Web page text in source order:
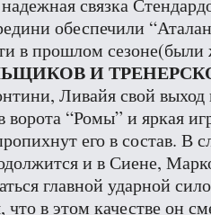
связка
обеспечили
в прошлом
И
Ливайя свой выход
ворота “Ромы” и яркая
его в состав. В
и в Сиене,
главной ударной
что в этом качестве он